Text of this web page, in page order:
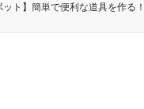
ット】簡単で便利な道具を作る！